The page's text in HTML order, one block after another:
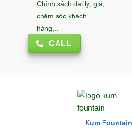
Chính sách đại lý, giá,
chăm sóc khách
hàng,...
CALL
Kum Fountain